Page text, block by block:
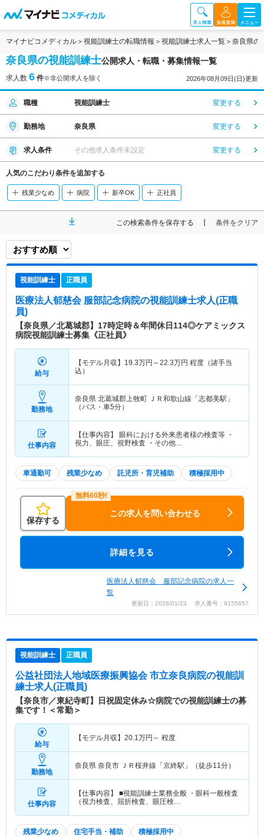
マイナビコメディカル 視能訓練士の転職情報 視能訓練士求人一覧 奈良県の
奈良県の視能訓練士公開求人・転職・募集情報一覧
求人数 6 件※非公開求人を除く 2026年08月09日(日)更新
職種 視能訓練士 変更する
勤務地 奈良県 変更する
求人条件 その他求人条件未設定 変更する
人気のこだわり条件を追加する
残業少なめ 病院 新卒OK 正社員
この検索条件を保存する 条件をクリア
視能訓練士 正職員
医療法人郁慈会 服部記念病院の視能訓練士求人(正職
員)
【奈良県／北葛城郡】17時定時＆年間休日114◎ケアミックス
病院視能訓練士募集《正社員》
給与
【モデル月収】 19.3万円～22.3万円 程度（諸手当
込）
勤務地
奈良県 北葛城郡上牧町 ＪＲ和歌山線「志都美駅」
（バス・車5分）
仕事内容
【仕事内容】 眼科における外来患者様の検査等 ・
視力、眼圧、視野検査 ・その他…
車通勤可 残業少なめ 託児所・育児補助 積極採用中
保存する
この求人を問い合わせる
詳細を見る
医療法人郁慈会 服部記念病院の求人一
覧
更新日：2026/01/23 求人番号：9155657
視能訓練士 正職員
公益社団法人地域医療振興協会 市立奈良病院の視能訓
練士求人(正職員)
【奈良市／東紀寺町】日祝固定休み☆病院での視能訓練士の募
集です！＜常勤＞
給与
【モデル月収】 20.1万円～ 程度
勤務地
奈良県 奈良市 ＪＲ桜井線「京終駅」（徒歩11分）
仕事内容
【仕事内容】 ■視能訓練士業務全般 ・眼科一般検査
（視力検査、屈折検査、眼圧検…
残業少なめ 住宅手当・補助 積極採用中